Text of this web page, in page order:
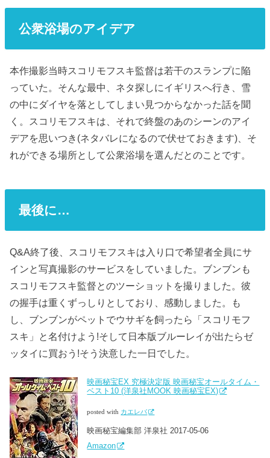
公衆浴場のアイデア
本作撮影当時スコリモフスキ監督は若干のスランプに陥
っていた。そんな最中、ネタ探しにイギリスへ行き、雪
の中にダイヤを落としてしまい見つからなかった話を聞
く。スコリモフスキは、それで終盤のあのシーンのアイ
デアを思いつき(ネタバレになるので伏せておきます)、そ
れができる場所として公衆浴場を選んだとのことです。
最後に…
Q&A終了後、スコリモフスキは入り口で希望者全員にサ
インと写真撮影のサービスをしていました。ブンブンも
スコリモフスキ監督とのツーショットを撮りました。彼
の握手は重くずっしりとしており、感動しました。も
し、ブンブンがペットでウサギを飼ったら「スコリモフ
スキ」と名付けよう!そして日本版ブルーレイが出たらゼ
ッタイに買おう!そう決意した一日でした。
映画秘宝EX 究極決定版 映画秘宝オールタイム・
ベスト10 (洋泉社MOOK 映画秘宝EX)
posted with カエレバ
映画秘宝編集部 洋泉社 2017-05-06
Amazon